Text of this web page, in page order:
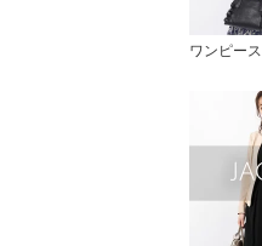
ワンピース